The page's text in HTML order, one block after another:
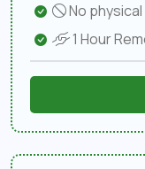
No
1 Hour